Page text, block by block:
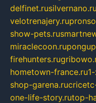
delfinet.rusilvernano.ru
velotrenajery.ru
show-pets.ru
miraclecoon.ru
firehunters.ru
hometown-france.ru
shop-garena.ru
one-life-story.rutop-